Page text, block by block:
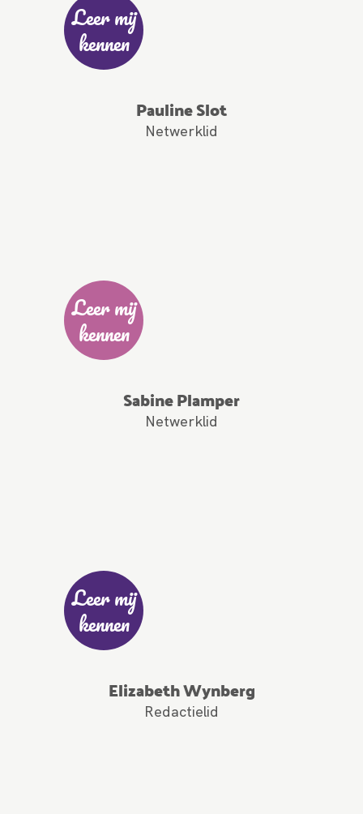
Leer mij
kennen
Pauline Slot
Netwerklid
Leer mij
kennen
Sabine Plamper
Netwerklid
Leer mij
kennen
Elizabeth Wynberg
Redactielid